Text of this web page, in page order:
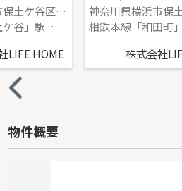
神奈川県横浜市保土ケ谷区岩崎町
横須賀線「保土ケ谷」駅 徒歩20分
LIFE HOME
株式会社
物件概要